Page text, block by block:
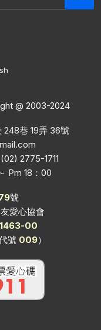
@ 2003-2024
248巷 19弄 36號
2775-1711
Pm 18：00
號
愛心協會
00
號 009）